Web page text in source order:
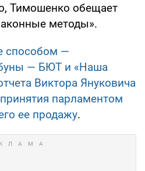
Тимошенко обещает
методы».
способом —
— БЮТ и «Наша
Виктора Януковича
парламентом
ее продажу.